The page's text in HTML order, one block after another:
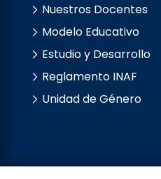
Nuestros Docentes
Modelo Educativo
Estudio y Desarrollo
Reglamento INAF
Unidad de Género